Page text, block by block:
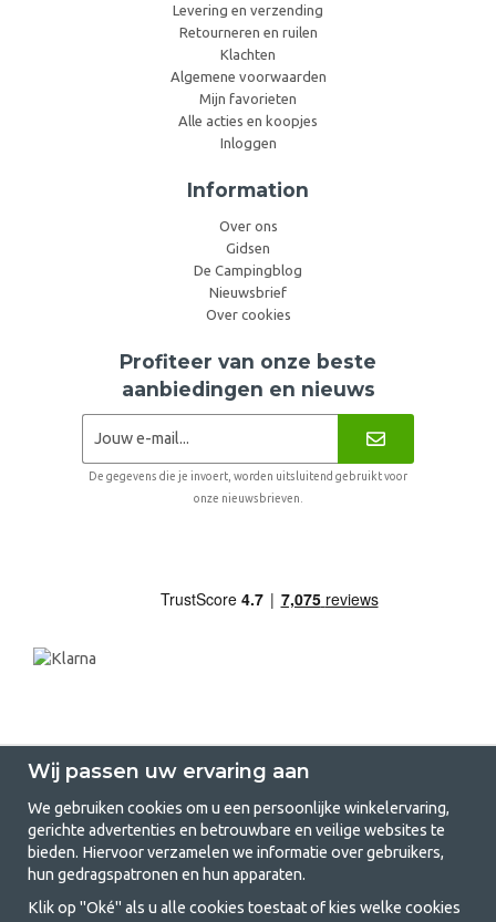
Levering en verzending
Retourneren en ruilen
Klachten
Algemene voorwaarden
Mijn favorieten
Alle acties en koopjes
Inloggen
Information
Over ons
Gidsen
De Campingblog
Nieuwsbrief
Over cookies
Profiteer van onze beste
aanbiedingen en nieuws
De gegevens die je invoert, worden uitsluitend gebruikt voor
onze nieuwsbrieven.
GetCamping.nl - Jouw winkel voor
kamperen en buitenleven
Wij passen uw ervaring aan
We gebruiken cookies om u een persoonlijke winkelervaring,
gerichte advertenties en betrouwbare en veilige websites te
bieden. Hiervoor verzamelen we informatie over gebruikers,
hun gedragspatronen en hun apparaten.
Klik op "Oké" als u alle cookies toestaat of kies welke cookies